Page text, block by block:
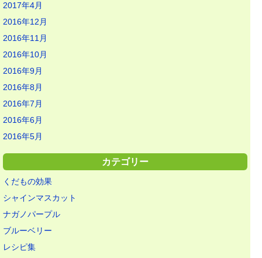
2017年4月
2016年12月
2016年11月
2016年10月
2016年9月
2016年8月
2016年7月
2016年6月
2016年5月
カテゴリー
くだもの効果
シャインマスカット
ナガノパープル
ブルーベリー
レシピ集